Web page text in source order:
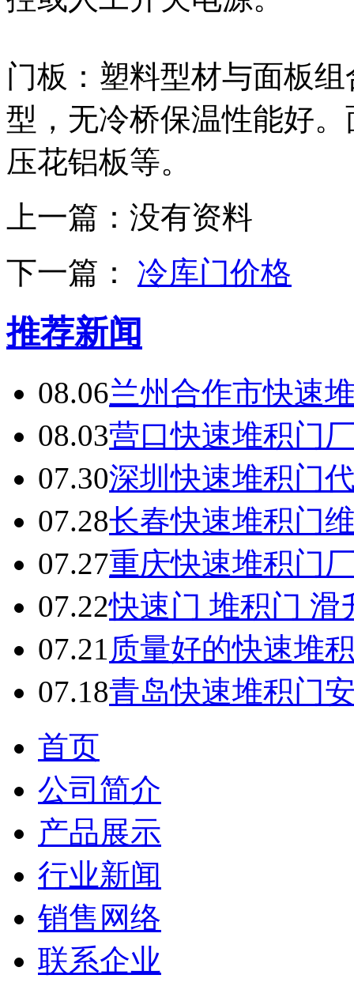
门板：塑料型材与面板
型，无冷桥保温性能好
压花铝板等。
上一篇： 没有资料
下一篇： 冷库门价格
推荐新闻
08.06兰州合作市快速
08.03营口快速堆积门
07.30深圳快速堆积门
07.28长春快速堆积门
07.27重庆快速堆积门
07.22快速门 堆积门 滑
07.21 质量好的快速堆
07.18青岛快速堆积门
首页
公司简介
产品展示
行业新闻
销售网络
联系企业